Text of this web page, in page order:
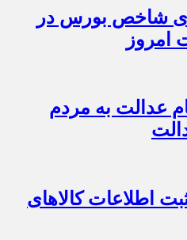
واحدی شاخص بورس در
امروز
عدالت به مردم
ثبت اطلاعات کالاهای